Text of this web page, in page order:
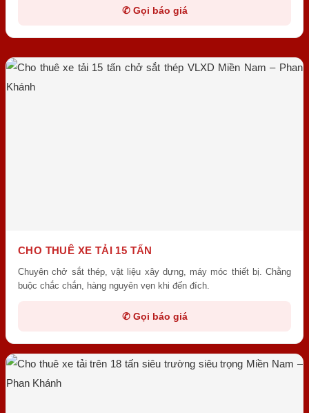
✆ Gọi báo giá
CHO THUÊ XE TẢI 15 TẤN
Chuyên chở sắt thép, vật liệu xây dựng, máy móc thiết bị. Chằng
buộc chắc chắn, hàng nguyên vẹn khi đến đích.
✆ Gọi báo giá